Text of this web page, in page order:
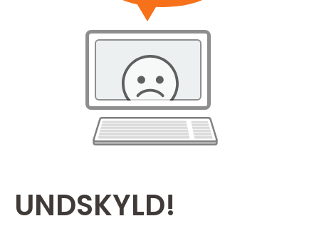
UNDSKYLD!